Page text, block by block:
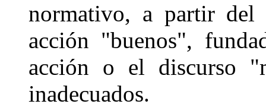
normativo, a partir
acción "buenos",
acción o el discurso
inadecuados.